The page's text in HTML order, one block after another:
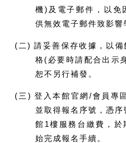
機)及電子郵件，以免
供無效電子郵件致影響
(二) 請妥善保存收據，以備
格(必要時請配合出示
恕不另行補發。
(三) 登入本館官網/會員專
並取得報名序號，憑
館1樓服務台繳費，於
始完成報名手續。